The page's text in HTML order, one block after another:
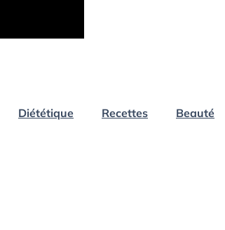
Diététique Recettes Beauté